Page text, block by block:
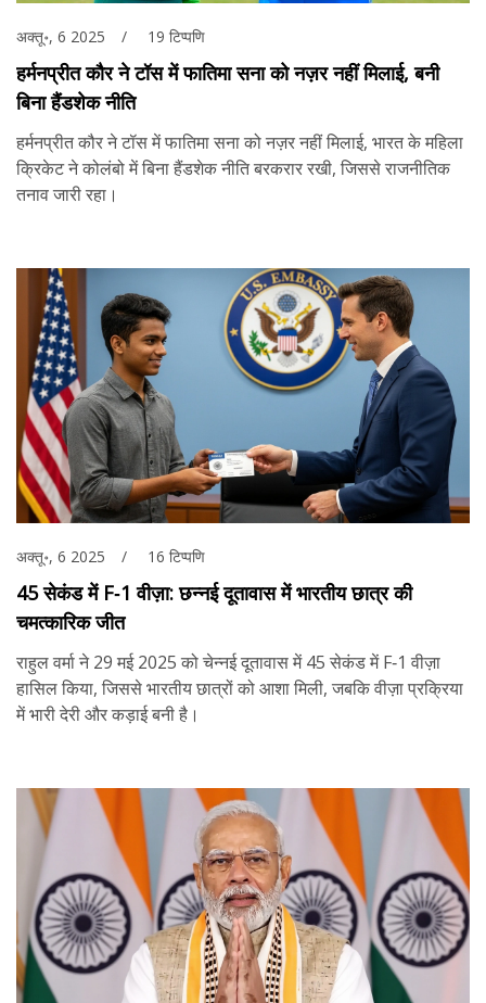
अक्तू॰, 6 2025 19 टिप्पणि
हर्मनप्रीत कौर ने टॉस में फातिमा सना को नज़र नहीं मिलाई, बनी
बिना हैंडशेक नीति
हर्मनप्रीत कौर ने टॉस में फातिमा सना को नज़र नहीं मिलाई, भारत के महिला
क्रिकेट ने कोलंबो में बिना हैंडशेक नीति बरकरार रखी, जिससे राजनीतिक
तनाव जारी रहा।
अक्तू॰, 6 2025 16 टिप्पणि
45 सेकंड में F‑1 वीज़ा: छन्नई दूतावास में भारतीय छात्र की
चमत्कारिक जीत
राहुल वर्मा ने 29 मई 2025 को चेन्नई दूतावास में 45 सेकंड में F‑1 वीज़ा
हासिल किया, जिससे भारतीय छात्रों को आशा मिली, जबकि वीज़ा प्रक्रिया
में भारी देरी और कड़ाई बनी है।